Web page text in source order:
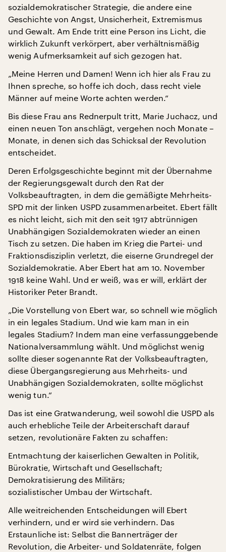
sozialdemokratischer Strategie, die andere eine
Geschichte von Angst, Unsicherheit, Extremismus
und Gewalt. Am Ende tritt eine Person ins Licht, die
wirklich Zukunft verkörpert, aber verhältnismäßig
wenig Aufmerksamkeit auf sich gezogen hat.
„Meine Herren und Damen! Wenn ich hier als Frau zu
Ihnen spreche, so hoffe ich doch, dass recht viele
Männer auf meine Worte achten werden.“
Bis diese Frau ans Rednerpult tritt, Marie Juchacz, und
einen neuen Ton anschlägt, vergehen noch Monate –
Monate, in denen sich das Schicksal der Revolution
entscheidet.
Deren Erfolgsgeschichte beginnt mit der Übernahme
der Regierungsgewalt durch den Rat der
Volksbeauftragten, in dem die gemäßigte Mehrheits-
SPD mit der linken USPD zusammenarbeitet. Ebert fällt
es nicht leicht, sich mit den seit 1917 abtrünnigen
Unabhängigen Sozialdemokraten wieder an einen
Tisch zu setzen. Die haben im Krieg die Partei- und
Fraktionsdisziplin verletzt, die eiserne Grundregel der
Sozialdemokratie. Aber Ebert hat am 10. November
1918 keine Wahl. Und er weiß, was er will, erklärt der
Historiker Peter Brandt.
„Die Vorstellung von Ebert war, so schnell wie möglich
in ein legales Stadium. Und wie kam man in ein
legales Stadium? Indem man eine verfassunggebende
Nationalversammlung wählt. Und möglichst wenig
sollte dieser sogenannte Rat der Volksbeauftragten,
diese Übergangsregierung aus Mehrheits- und
Unabhängigen Sozialdemokraten, sollte möglichst
wenig tun.“
Das ist eine Gratwanderung, weil sowohl die USPD als
auch erhebliche Teile der Arbeiterschaft darauf
setzen, revolutionäre Fakten zu schaffen:
Entmachtung der kaiserlichen Gewalten in Politik,
Bürokratie, Wirtschaft und Gesellschaft;
Demokratisierung des Militärs;
sozialistischer Umbau der Wirtschaft.
Alle weitreichenden Entscheidungen will Ebert
verhindern, und er wird sie verhindern. Das
Erstaunliche ist: Selbst die Bannerträger der
Revolution, die Arbeiter- und Soldatenräte, folgen